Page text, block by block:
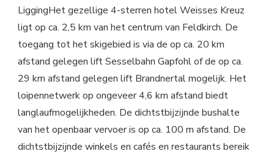
LiggingHet gezellige 4-sterren hotel Weisses Kreuz
ligt op ca. 2,5 km van het centrum van Feldkirch. De
toegang tot het skigebied is via de op ca. 20 km
afstand gelegen lift Sesselbahn Gapfohl of de op ca.
29 km afstand gelegen lift Brandnertal mogelijk. Het
loipennetwerk op ongeveer 4,6 km afstand biedt
langlaufmogelijkheden. De dichtstbijzijnde bushalte
van het openbaar vervoer is op ca. 100 m afstand. De
dichtstbijzijnde winkels en cafés en restaurants bereik